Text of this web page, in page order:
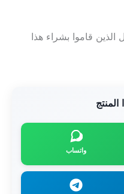
قاموا بشراء هذا
واتساب